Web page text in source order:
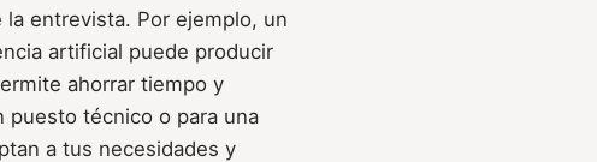
entrevista. Por ejemplo, un
artificial puede producir
ahorrar tiempo y
puesto técnico o para una
a tus necesidades y